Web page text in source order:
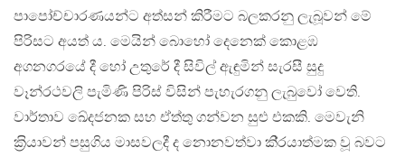
පාපෝච්චාරණයන්ට අත්සන් කිරීමට බලකරනු ලැබූවන් මේ
පිරිසට අයත් ය. මෙයින් බොහෝ දෙනෙක් කොළඹ
අගනගරයේ දී හෝ උතුරේ දී සිවිල් ඇඳුමින් සැරසී සුදු
වෑන්රථවලි පැමිණි පිරිස් විසින් පැහැරගනු ලැබුවෝ වෙති.
වාර්තාව ඛේදජනක සහ ඒත්තු ගන්වන සුළු එකකි. මෙවැනි
ක‍්‍රියාවන් පසුගිය මාසවලදී ද නොනවත්වා කි‍්‍රයාත්මක වූ බවට